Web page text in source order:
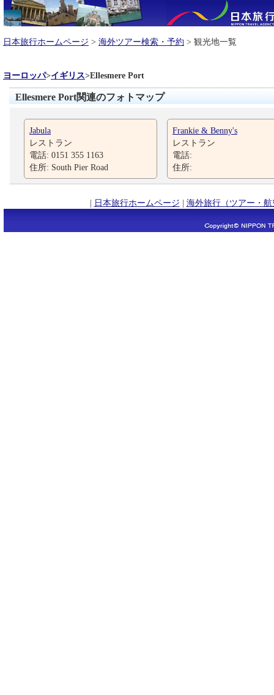
日本旅行ホームページ > 海外ツアー検索・予約 > 観光地一覧
ヨーロッパ>イギリス>Ellesmere Port
Ellesmere Port関連のフォトマップ
Jabula
レストラン
電話: 0151 355 1163
住所: South Pier Road
Frankie & Benny's
レストラン
電話:
住所:
| 日本旅行ホームページ | 海外旅行（ツアー・航